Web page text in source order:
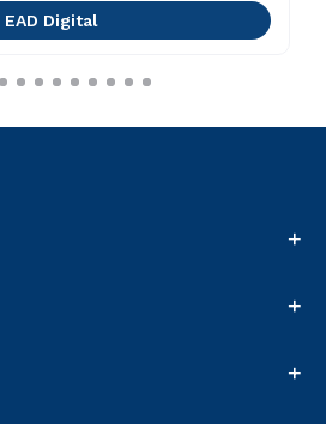
EAD Digital
+
+
+